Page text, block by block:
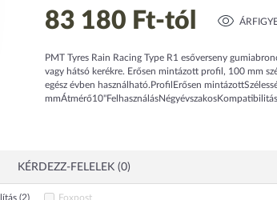
83 180 Ft-tól
PMT Tyres Rain Racing Type R1 esőverseny
vagy hátsó kerékre. Erősen mintázott profil, 100 mm
egész évben használható.ProfilErősen
KÉRDEZZ-FELELEK (0)
(2) Foxpost